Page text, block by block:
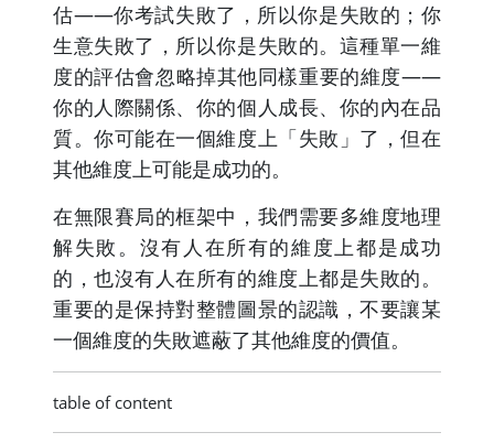
估——你考試失敗了，所以你是失敗的；你
生意失敗了，所以你是失敗的。這種單一維
度的評估會忽略掉其他同樣重要的維度——
你的人際關係、你的個人成長、你的內在品
質。你可能在一個維度上「失敗」了，但在
其他維度上可能是成功的。
在無限賽局的框架中，我們需要多維度地理
解失敗。沒有人在所有的維度上都是成功
的，也沒有人在所有的維度上都是失敗的。
重要的是保持對整體圖景的認識，不要讓某
一個維度的失敗遮蔽了其他維度的價值。
table of content